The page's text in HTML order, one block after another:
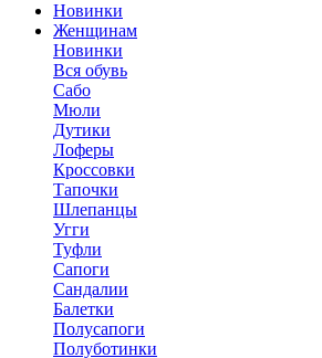
Новинки
Женщинам
Новинки
Вся обувь
Сабо
Мюли
Дутики
Лоферы
Кроссовки
Тапочки
Шлепанцы
Угги
Туфли
Сапоги
Сандалии
Балетки
Полусапоги
Полуботинки